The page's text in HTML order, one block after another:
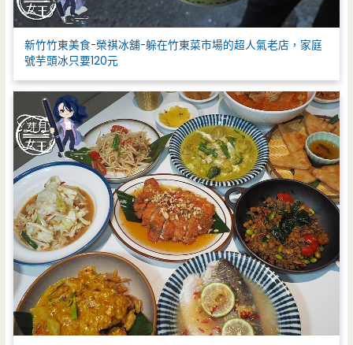
新竹竹東美食-榮祺冰舖-躲在竹東菜市場的超人氣老店，家庭
號芋頭冰只要120元